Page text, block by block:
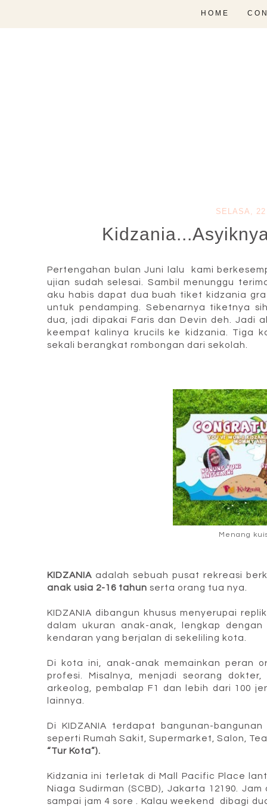
HOME
SELASA,
Pertengahan bulan Juni lalu kami
ujian sudah selesai. Sambil menunggu
aku habis dapat dua buah tiket kidzania
untuk pendamping. Sebenarnya tiketnya
dua, jadi dipakai Faris dan Devin deh. Jadi
keempat kalinya krucils ke kidzania. Tiga
sekali berangkat rombongan dari sekolah.
Menang
KIDZANIA adalah sebuah pusat rekreasi
anak usia 2-16 tahun serta orang tua nya.
KIDZANIA dibangun khusus menyerupai
dalam ukuran anak-anak, lengkap
kendaran yang berjalan di sekeliling kota.
Di kota ini, anak-anak memainkan peran
profesi. Misalnya, menjadi seorang
arkeolog, pembalap F1 dan lebih dari 100
lainnya.
Di KIDZANIA terdapat bangunan-
seperti Rumah Sakit, Supermarket, Salon,
“Tur Kota”).
Kidzania ini terletak di Mall Pacific Place
Niaga Sudirman (SCBD), Jakarta 12190.
sampai jam 4 sore . Kalau weekend dibagi